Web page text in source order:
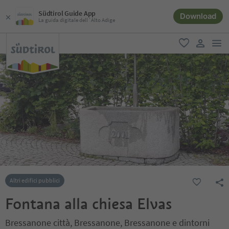
Südtirol Guide App
La guida digitale dell´Alto Adige Download
favoriti
user link
Altri edifici pubblici
Fontana alla chiesa Elvas
Bressanone città, Bressanone, Bressanone e dintorni